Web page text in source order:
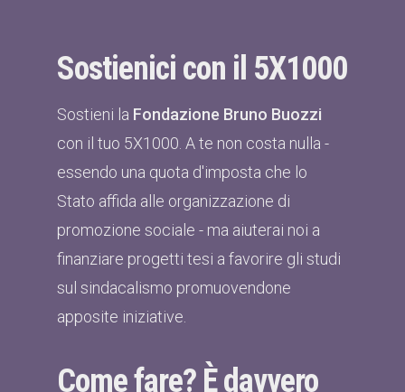
Sostienici con il 5X1000
Sostieni la Fondazione Bruno Buozzi
con il tuo 5X1000. A te non costa nulla -
essendo una quota d'imposta che lo
Stato affida alle organizzazione di
promozione sociale - ma aiuterai noi a
finanziare progetti tesi a favorire gli studi
sul sindacalismo promuovendone
apposite iniziative.
Come fare? È davvero